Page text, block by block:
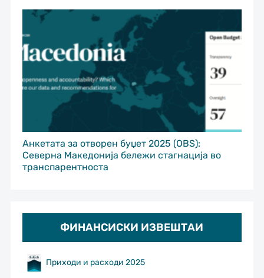
Анкетата за отворен буџет 2025 (OBS):
Северна Македонија бележи стагнација во
транспарентноста
ФИНАНСИСКИ ИЗВЕШТАИ
Приходи и расходи 2025